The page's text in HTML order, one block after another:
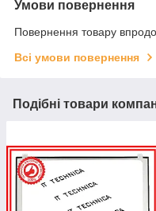
Умови повернення
Повернення товару
Всі умови повернення
Подібні товари